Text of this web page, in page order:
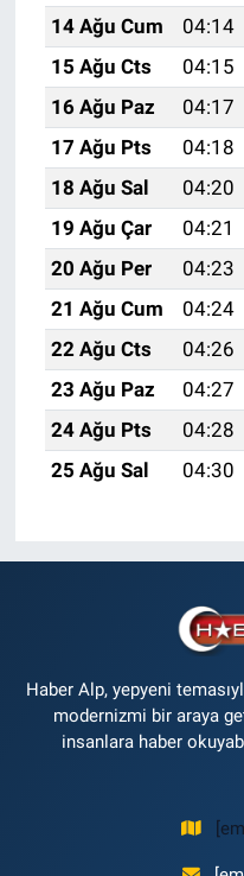
14 Ağu Cum
04:14
15 Ağu Cts
04:15
16 Ağu Paz
04:17
17 Ağu Pts
04:18
18 Ağu Sal
04:20
19 Ağu Çar
04:21
20 Ağu Per
04:23
21 Ağu Cum
04:24
22 Ağu Cts
04:26
23 Ağu Paz
04:27
24 Ağu Pts
04:28
25 Ağu Sal
04:30
Haber Alp, yepyeni
modernizmi bir araya
insanlara haber